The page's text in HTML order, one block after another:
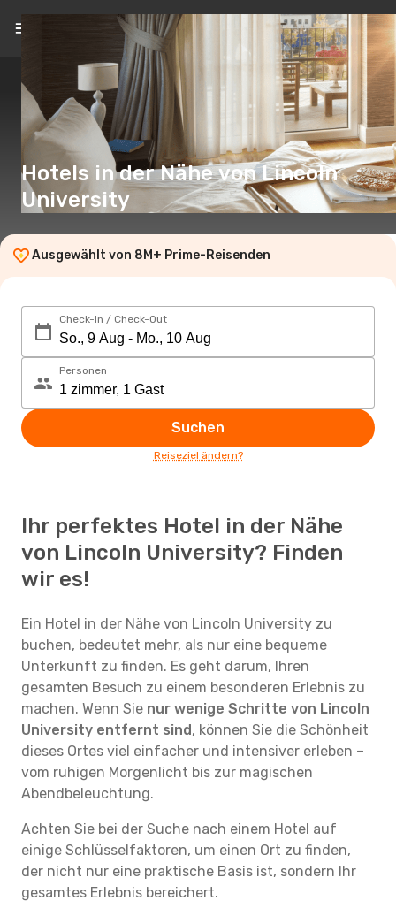
DE(€)
Hotels in der Nähe von Lincoln
University
Ausgewählt von 8M+ Prime-Reisenden
Check-In / Check-Out
Personen
Suchen
Reiseziel ändern?
Ihr perfektes Hotel in der Nähe
von Lincoln University? Finden
wir es!
Ein Hotel in der Nähe von Lincoln University zu
buchen, bedeutet mehr, als nur eine bequeme
Unterkunft zu finden. Es geht darum, Ihren
gesamten Besuch zu einem besonderen Erlebnis zu
machen. Wenn Sie nur wenige Schritte von Lincoln
University entfernt sind, können Sie die Schönheit
dieses Ortes viel einfacher und intensiver erleben –
vom ruhigen Morgenlicht bis zur magischen
Abendbeleuchtung.
Achten Sie bei der Suche nach einem Hotel auf
einige Schlüsselfaktoren, um einen Ort zu finden,
der nicht nur eine praktische Basis ist, sondern Ihr
gesamtes Erlebnis bereichert.